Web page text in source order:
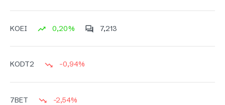
KOEI 0,20% 7,213
KODT2 -0,94%
7BET -2,54%